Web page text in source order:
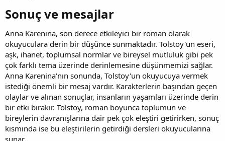
Sonuç ve mesajlar​
Anna Karenina, son derece etkileyici bir roman olarak
okuyuculara derin bir düşünce sunmaktadır. Tolstoy'un eseri,
aşk, ihanet, toplumsal normlar ve bireysel mutluluk gibi pek
çok farklı tema üzerinde derinlemesine düşünmemizi sağlar.
Anna Karenina'nın sonunda, Tolstoy'un okuyucuya vermek
istediği önemli bir mesaj vardır. Karakterlerin başından geçen
olaylar ve alınan sonuçlar, insanların yaşamları üzerinde derin
bir etki bırakır. Tolstoy, roman boyunca toplumun ve
bireylerin davranışlarına dair pek çok eleştiri getirirken, sonuç
kısmında ise bu eleştirilerin getirdiği dersleri okuyucularına